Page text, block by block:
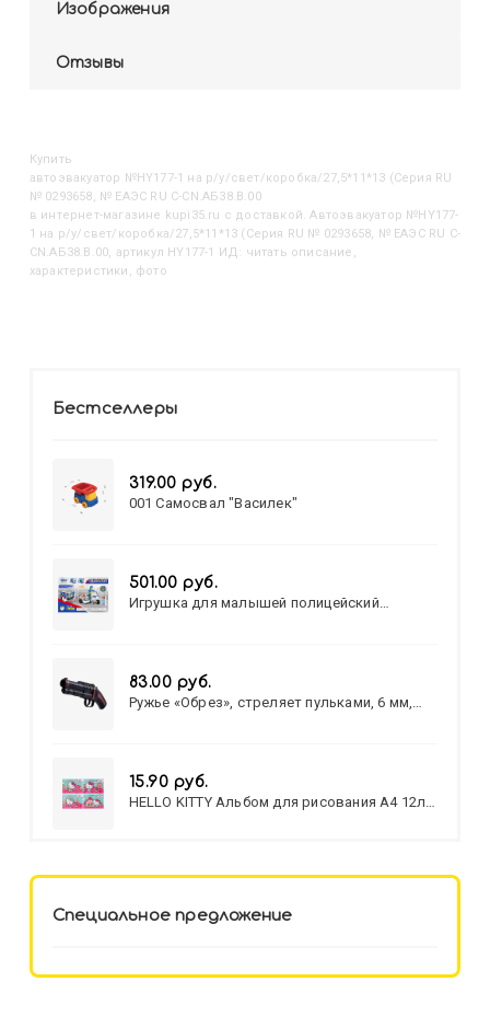
Изображения
Отзывы
Купить
Автоэвакуатор №HY177-1 на р/у/свет/коробка/27,5*11*13 (Серия RU
№ 0293658, № ЕАЭС RU C-CN.АБ38.B.00
в интернет-магазине kupi35.ru с доставкой. Автоэвакуатор №HY177-
1 на р/у/свет/коробка/27,5*11*13 (Серия RU № 0293658, № ЕАЭС RU C-
CN.АБ38.B.00, артикул HY177-1 ИД: читать описание,
характеристики, фото
Бестселлеры
319.00 руб.
001 Самосвал "Василек"
501.00 руб.
Игрушка для малышей полицейский
83.00 руб.
Ружье «Обрез», стреляет пульками, 6 мм,
15.90 руб.
HELLO KITTY Альбом для рисования А4 12л.
Специальное предложение